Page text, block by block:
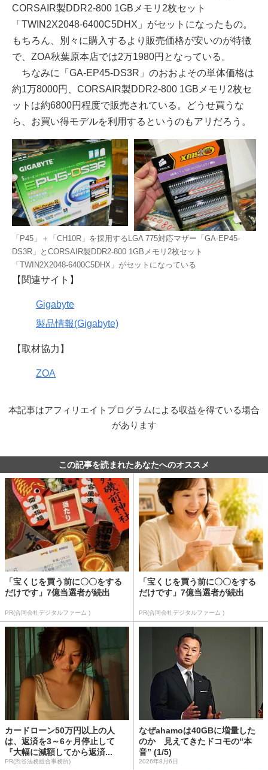
CORSAIR製DDR2-800 1GBメモリ2枚セット
「TWIN2X2048-6400C5DHX」がセットになったもの。
もちろん、別々に購入するより販売価格が安いのが特徴
で、ZOA秋葉原本店では2万1980円となっている。
ちなみに「GA-EP45-DS3R」のおおよその単体価格は
約1万8000円、CORSAIR製DDR2-800 1GBメモリ2枚セ
ットは約6800円程度で販売されている。どうせ買うな
ら、お買い得モデルを利用するというのもアリだろう。
「P45」＋「CH10R」を採用するLGA 775対応マザー「GA-EP45-
DS3R」とCORSAIR製DDR2-800 1GBメモリ2枚セット
「TWIN2X2048-6400C5DHX」がセットになっている
【関連サイト】
Gigabyte
製品情報(Gigabyte)
【取材協力】
ZOA
本記事はアフィリエイトプログラムによる収益を得ている場合
があります
この記事を読まれたあなたへのオススメ
「宝くじを買う前に〇〇をする
だけです」7億当選者が続出
PR(合同会社デジタルファーム )
「宝くじを買う前に〇〇をする
だけです」7億当選者が続出
PR(合同会社デジタルファーム )
カードローン50万円以上の人
は、返済を3～6ヶ月停止して
『大幅に減額してから返済...
PR(渋谷法務総合事務所)
なぜahamoは40GBに増量した
のか 見えてきたドコモの“本
音” (1/5)
2026年8月6日